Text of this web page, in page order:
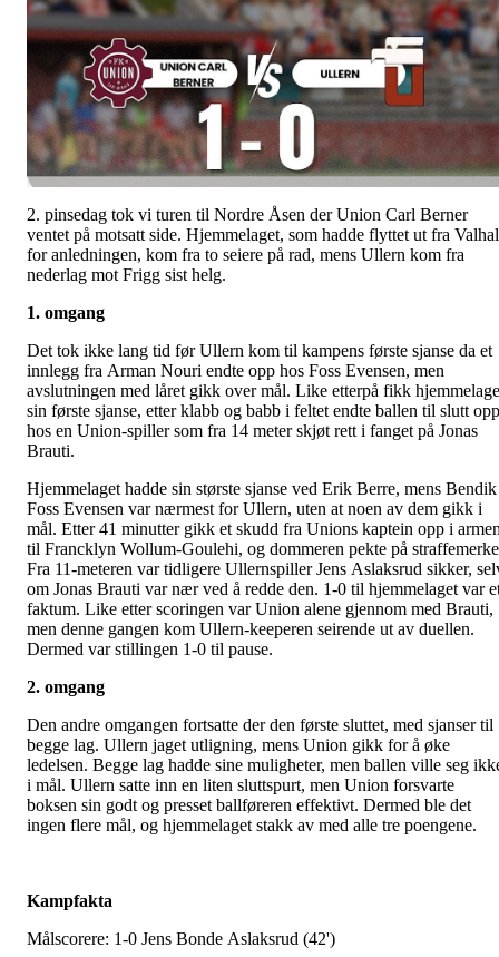
2. pinsedag tok vi turen til Nordre Åsen der Union Carl Berner
ventet på motsatt side. Hjemmelaget, som hadde flyttet ut fra
for anledningen, kom fra to seiere på rad, mens Ullern kom fra
nederlag mot Frigg sist helg.
1. omgang
Det tok ikke lang tid før Ullern kom til kampens første sjanse da et
innlegg fra Arman Nouri endte opp hos Foss Evensen, men
avslutningen med låret gikk over mål. Like etterpå fikk
sin første sjanse, etter klabb og babb i feltet endte ballen til slutt opp
hos en Union-spiller som fra 14 meter skjøt rett i fanget på Jonas
Brauti.
Hjemmelaget hadde sin største sjanse ved Erik Berre, mens Bendik
Foss Evensen var nærmest for Ullern, uten at noen av dem gikk i
mål. Etter 41 minutter gikk et skudd fra Unions kaptein opp i
til Francklyn Wollum-Goulehi, og dommeren pekte på
Fra 11-meteren var tidligere Ullernspiller Jens Aslaksrud sikker,
om Jonas Brauti var nær ved å redde den. 1-0 til hjemmelaget var
faktum. Like etter scoringen var Union alene gjennom med Brauti,
men denne gangen kom Ullern-keeperen seirende ut av duellen.
Dermed var stillingen 1-0 til pause.
2. omgang
Den andre omgangen fortsatte der den første sluttet, med sjanser til
begge lag. Ullern jaget utligning, mens Union gikk for å øke
ledelsen. Begge lag hadde sine muligheter, men ballen ville seg
i mål. Ullern satte inn en liten sluttspurt, men Union forsvarte
boksen sin godt og presset ballføreren effektivt. Dermed ble det
ingen flere mål, og hjemmelaget stakk av med alle tre poengene.
Kampfakta
Målscorere: 1-0 Jens Bonde Aslaksrud (42')